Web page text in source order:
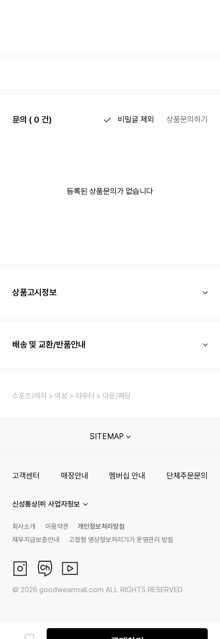
문의 ( 0 건) 비밀글 제외 상품문의하기
등록된 상품문의가 없습니다
상품고시정보
배송 및 교환/반품안내
스포츠/레저 여성 아우터 다운/패딩
SITEMAP
고객센터 매장안내 멤버십 안내 단체주문문의
신성통상㈜ 사업자정보
회사소개 이용약관
개인정보처리방침
채무지급보증안내
고정형 영상정보처리기기 운영관리 방침
© 2026 goodwearmall.com ALL RIGHTS RESERVED